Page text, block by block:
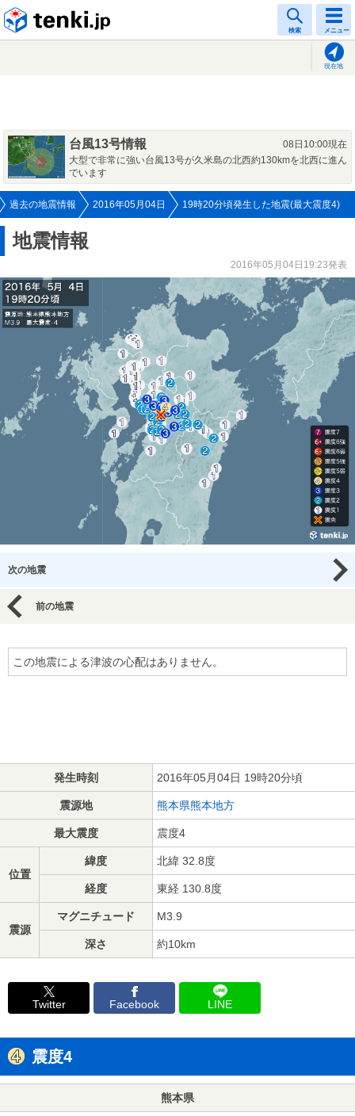
検索 メニュー
現在地
台風13号情報
08日10:00現在
大型で非常に強い台風13号が久米島の北西約130kmを北西に進ん
でいます
過去の地震情報 2016年05月04日 19時20分頃発生した地震(最大震度4)
地震情報
2016年05月04日19:23発表
次の地震
前の地震
この地震による津波の心配はありません。
発生時刻 2016年05月04日 19時20分頃
震源地 熊本県熊本地方
最大震度 震度4
位置
緯度 北緯 32.8度
経度 東経 130.8度
震源
マグニチュード M3.9
深さ 約10km
Twitter Facebook LINE
震度4
熊本県